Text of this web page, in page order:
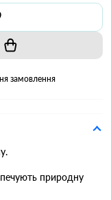
замовлення
природну